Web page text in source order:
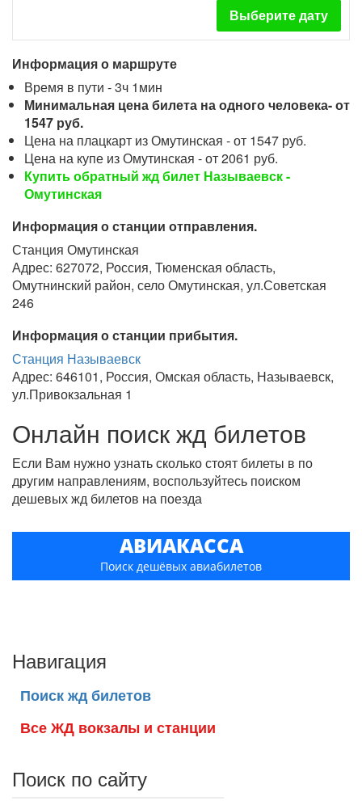
Выберите дату
Информация о маршруте
Время в пути - 3ч 1мин
Минимальная цена билета на одного человека- от
1547 руб.
Цена на плацкарт из Омутинская - от 1547 руб.
Цена на купе из Омутинская - от 2061 руб.
Купить обратный жд билет Называевск -
Омутинская
Информация о станции отправления.
Станция Омутинская
Адрес: 627072, Россия, Тюменская область,
Омутнинский район, село Омутинская, ул.Советская
246
Информация о станции прибытия.
Станция Называевск
Адрес: 646101, Россия, Омская область, Называевск,
ул.Привокзальная 1
Онлайн поиск жд билетов
Если Вам нужно узнать сколько стоят билеты в по
другим направлениям, воспользуйтесь поиском
дешевых жд билетов на поезда
АВИАКАССА
Поиск дешёвых авиабилетов
Навигация
Поиск жд билетов
Все ЖД вокзалы и станции
Поиск по сайту